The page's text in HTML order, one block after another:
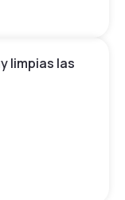
limpias las